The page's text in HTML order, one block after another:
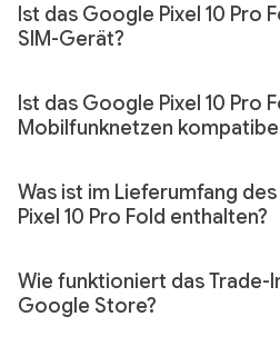
Ist das Google Pixel 10 Pro
SIM-Gerät?
Ist das Google Pixel 10 Pro
Mobilfunknetzen
Was ist im Lieferumfang
Pixel 10 Pro Fold enthalten?
Wie funktioniert das Trade-
Google Store?